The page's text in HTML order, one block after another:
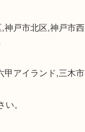
ピングやランチ等